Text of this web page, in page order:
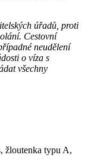
úřadů, proti
Cestovní
neudělení
o víza s
všechny
žloutenka typu A,